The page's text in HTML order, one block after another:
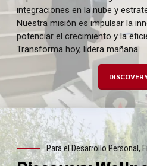
integraciones en la nube y
Nuestra misión es impulsar la
potenciar el crecimiento y la
Transforma hoy, lidera mañana.
Para el Desarrollo Personal,